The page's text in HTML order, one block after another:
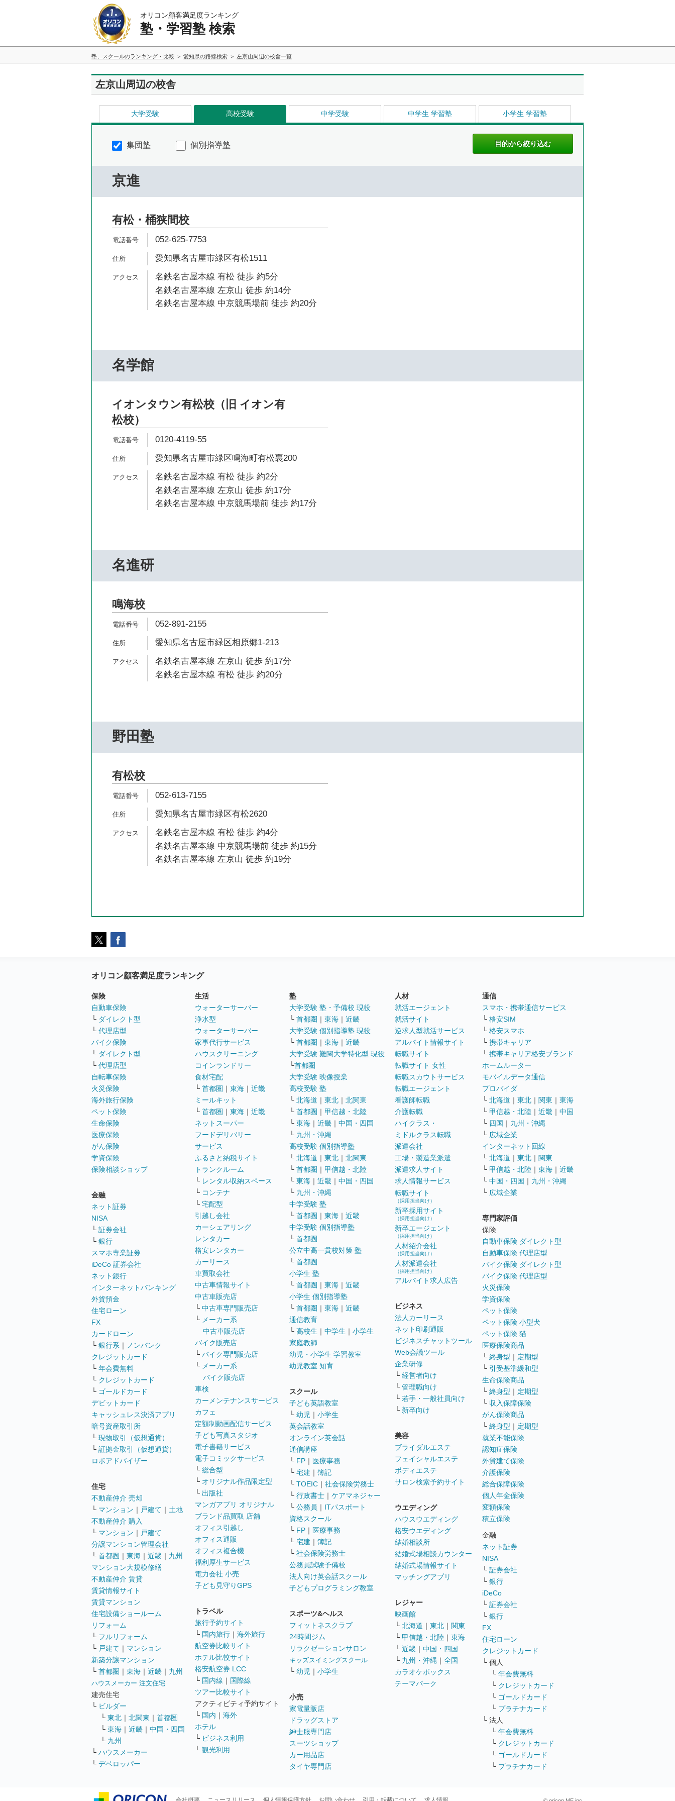
オリコン顧客満足度ランキング
塾・学習塾 検索
塾、スクールのランキング・比較 愛知県の路線検索 左京山周辺の校舎一覧
左京山周辺の校舎
大学受験 高校受験 中学受験 中学生 学習塾 小学生 学習塾
集団塾 個別指導塾
京進
有松・桶狭間校
052-625-7753
愛知県名古屋市緑区有松1511
名鉄名古屋本線 有松 徒歩 約5分
名鉄名古屋本線 左京山 徒歩 約14分
名鉄名古屋本線 中京競馬場前 徒歩 約20分
名学館
イオンタウン有松校（旧 イオン有
松校）
0120-4119-55
愛知県名古屋市緑区鳴海町有松裏200
名鉄名古屋本線 有松 徒歩 約2分
名鉄名古屋本線 左京山 徒歩 約17分
名鉄名古屋本線 中京競馬場前 徒歩 約17分
名進研
鳴海校
052-891-2155
愛知県名古屋市緑区相原郷1-213
名鉄名古屋本線 左京山 徒歩 約17分
名鉄名古屋本線 有松 徒歩 約20分
野田塾
有松校
052-613-7155
愛知県名古屋市緑区有松2620
名鉄名古屋本線 有松 徒歩 約4分
名鉄名古屋本線 中京競馬場前 徒歩 約15分
名鉄名古屋本線 左京山 徒歩 約19分
オリコン顧客満足度ランキング
保険
自動車保険
└ ダイレクト型
└ 代理店型
バイク保険
└ ダイレクト型
└ 代理店型
自転車保険
火災保険
海外旅行保険
ペット保険
生命保険
医療保険
がん保険
学資保険
保険相談ショップ
金融
ネット証券
NISA
└ 証券会社
└ 銀行
スマホ専業証券
iDeCo 証券会社
ネット銀行
インターネットバンキング
外貨預金
住宅ローン
FX
カードローン
└ 銀行系 ｜
ノンバンク
クレジットカード
└ 年会費無料
└ クレジットカード
└ ゴールドカード
デビットカード
キャッシュレス決済アプリ
暗号資産取引所
└ 現物取引（仮想通貨）
└ 証拠金取引（仮想通貨）
ロボアドバイザー
住宅
不動産仲介 売却
└ マンション ｜ 戸建て ｜ 土地
不動産仲介 購入
└ マンション ｜ 戸建て
分譲マンション管理会社
└ 首都圏 ｜ 東海 ｜ 近畿 ｜ 九州
マンション大規模修繕
不動産仲介 賃貸
賃貸情報サイト
賃貸マンション
住宅設備ショールーム
リフォーム
└ フルリフォーム
└ 戸建て ｜ マンション
新築分譲マンション
└ 首都圏 ｜ 東海 ｜ 近畿 ｜ 九州
ハウスメーカー 注文住宅
建売住宅
└ ビルダー
└ 東北 ｜ 北関東 ｜ 首都圏
└ 東海 ｜ 近畿 ｜ 中国・四国
└ 九州
└ ハウスメーカー
└ デベロッパー
生活
ウォーターサーバー
浄水型
ウォーターサーバー
家事代行サービス
ハウスクリーニング
コインランドリー
食材宅配
└ 首都圏 ｜ 東海 ｜ 近畿
ミールキット
└ 首都圏 ｜ 東海 ｜ 近畿
ネットスーパー
フードデリバリー
サービス
ふるさと納税サイト
トランクルーム
└ レンタル収納スペース
└ コンテナ
└ 宅配型
引越し会社
カーシェアリング
レンタカー
格安レンタカー
カーリース
車買取会社
中古車情報サイト
中古車販売店
└ 中古車専門販売店
└ メーカー系
中古車販売店
バイク販売店
└ バイク専門販売店
└ メーカー系
バイク販売店
車検
カーメンテナンスサービス
カフェ
定額制動画配信サービス
子ども写真スタジオ
電子書籍サービス
電子コミックサービス
└ 総合型
└ オリジナル作品限定型
└ 出版社
マンガアプリ オリジナル
ブランド品買取 店舗
オフィス引越し
オフィス通販
オフィス複合機
福利厚生サービス
電力会社 小売
子ども見守りGPS
トラベル
旅行予約サイト
└ 国内旅行 ｜ 海外旅行
航空券比較サイト
ホテル比較サイト
格安航空券 LCC
└ 国内線 ｜ 国際線
ツアー比較サイト
アクティビティ予約サイト
└ 国内 ｜ 海外
ホテル
└ ビジネス利用
└ 観光利用
塾
大学受験 塾・予備校 現役
└ 首都圏 ｜ 東海 ｜ 近畿
大学受験 個別指導塾 現役
└ 首都圏 ｜ 東海 ｜ 近畿
大学受験 難関大学特化型 現役
└首都圏
大学受験 映像授業
高校受験 塾
└ 北海道 ｜ 東北 ｜ 北関東
└ 首都圏 ｜ 甲信越・北陸
└ 東海 ｜ 近畿 ｜ 中国・四国
└ 九州・沖縄
高校受験 個別指導塾
└ 北海道 ｜ 東北 ｜ 北関東
└ 首都圏 ｜ 甲信越・北陸
└ 東海 ｜ 近畿 ｜ 中国・四国
└ 九州・沖縄
中学受験 塾
└ 首都圏 ｜ 東海 ｜ 近畿
中学受験 個別指導塾
└ 首都圏
公立中高一貫校対策 塾
└ 首都圏
小学生 塾
└ 首都圏 ｜ 東海 ｜ 近畿
小学生 個別指導塾
└ 首都圏 ｜ 東海 ｜ 近畿
通信教育
└ 高校生 ｜ 中学生 ｜ 小学生
家庭教師
幼児・小学生 学習教室
幼児教室 知育
スクール
子ども英語教室
└ 幼児 ｜ 小学生
英会話教室
オンライン英会話
通信講座
└ FP ｜ 医療事務
└ 宅建 ｜ 簿記
└ TOEIC ｜ 社会保険労務士
└ 行政書士 ｜ ケアマネジャー
└ 公務員 ｜ ITパスポート
資格スクール
└ FP ｜ 医療事務
└ 宅建 ｜ 簿記
└ 社会保険労務士
公務員試験予備校
法人向け英会話スクール
子どもプログラミング教室
スポーツ&ヘルス
フィットネスクラブ
24時間ジム
リラクゼーションサロン
キッズスイミングスクール
└ 幼児 ｜ 小学生
小売
家電量販店
ドラッグストア
紳士服専門店
スーツショップ
カー用品店
タイヤ専門店
人材
就活エージェント
就活サイト
逆求人型就活サービス
アルバイト情報サイト
転職サイト
転職サイト 女性
転職スカウトサービス
転職エージェント
看護師転職
介護転職
ハイクラス・
ミドルクラス転職
派遣会社
工場・製造業派遣
派遣求人サイト
求人情報サービス
転職サイト
（採用担当向け）
新卒採用サイト
（採用担当向け）
新卒エージェント
（採用担当向け）
人材紹介会社
（採用担当向け）
人材派遣会社
（採用担当向け）
アルバイト求人広告
ビジネス
法人カーリース
ネット印刷通販
ビジネスチャットツール
Web会議ツール
企業研修
└ 経営者向け
└ 管理職向け
└ 若手・一般社員向け
└ 新卒向け
美容
ブライダルエステ
フェイシャルエステ
ボディエステ
サロン検索予約サイト
ウエディング
ハウスウエディング
格安ウエディング
結婚相談所
結婚式場相談カウンター
結婚式場情報サイト
マッチングアプリ
レジャー
映画館
└ 北海道 ｜ 東北 ｜ 関東
└ 甲信越・北陸 ｜ 東海
└ 近畿 ｜ 中国・四国
└ 九州・沖縄 ｜ 全国
カラオケボックス
テーマパーク
通信
スマホ・携帯通信サービス
└ 格安SIM
└ 格安スマホ
└ 携帯キャリア
└ 携帯キャリア格安ブランド
ホームルーター
モバイルデータ通信
プロバイダ
└ 北海道 ｜ 東北 ｜ 関東 ｜ 東海
└ 甲信越・北陸 ｜ 近畿 ｜ 中国
└ 四国 ｜ 九州・沖縄
└ 広域企業
インターネット回線
└ 北海道 ｜ 東北 ｜ 関東
└ 甲信越・北陸 ｜ 東海 ｜ 近畿
└ 中国・四国 ｜ 九州・沖縄
└ 広域企業
専門家評価
保険
自動車保険 ダイレクト型
自動車保険 代理店型
バイク保険 ダイレクト型
バイク保険 代理店型
火災保険
学資保険
ペット保険
ペット保険 小型犬
ペット保険 猫
医療保険商品
└ 終身型 ｜ 定期型
└ 引受基準緩和型
生命保険商品
└ 終身型 ｜ 定期型
└ 収入保障保険
がん保険商品
└ 終身型 ｜ 定期型
就業不能保険
認知症保険
外貨建て保険
介護保険
総合保障保険
個人年金保険
変額保険
積立保険
金融
ネット証券
NISA
└ 証券会社
└ 銀行
iDeCo
└ 証券会社
└ 銀行
FX
住宅ローン
クレジットカード
└ 個人
└ 年会費無料
└ クレジットカード
└ ゴールドカード
└ プラチナカード
└ 法人
└ 年会費無料
└ クレジットカード
└ ゴールドカード
└ プラチナカード